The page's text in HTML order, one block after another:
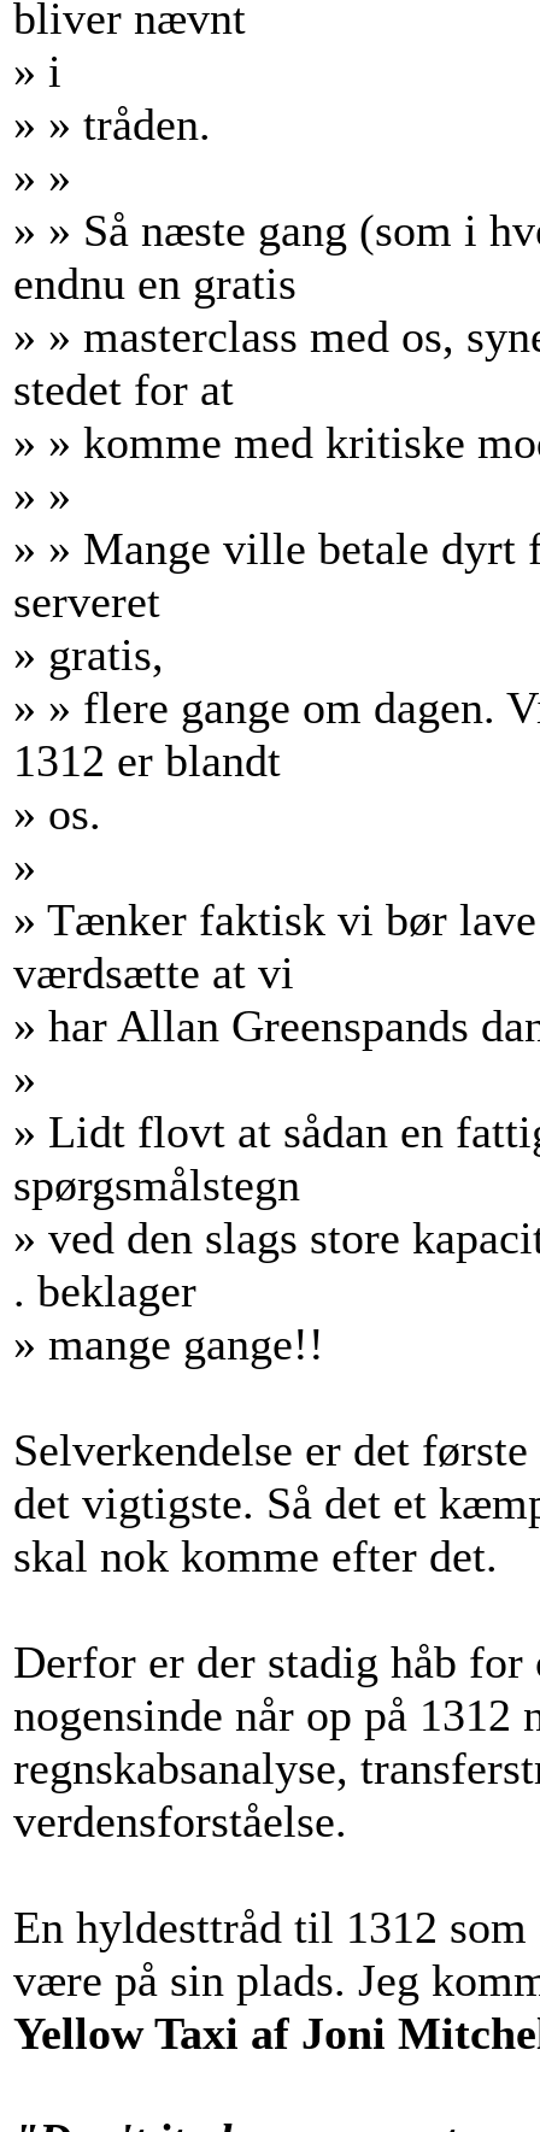
bliver nævnt
» i
» » tråden.
» »
» » Så næste gang (som i
endnu en gratis
» » masterclass med os,
stedet for at
» » komme med kritiske
» »
» » Mange ville betale dyrt
serveret
» gratis,
» » flere gange om dagen.
1312 er blandt
» os.
»
» Tænker faktisk vi bør
værdsætte at vi
» har Allan Greenspands
»
» Lidt flovt at sådan en
spørgsmålstegn
» ved den slags store
. beklager
» mange gange!!
Selverkendelse er det
det vigtigste. Så det et
skal nok komme efter det.
Derfor er der stadig håb
nogensinde når op på
regnskabsanalyse,
verdensforståelse.
En hyldesttråd til 1312
være på sin plads. Jeg
Yellow Taxi af Joni